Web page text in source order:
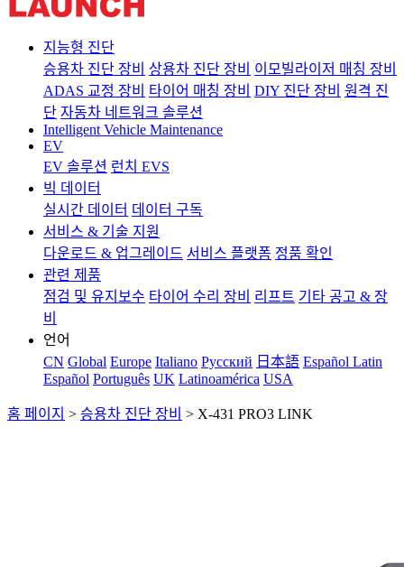
지능형 진단
승용차 진단 장비
상용차 진단 장비
이모빌라이저 매칭 장비
ADAS 교정 장비
타이어 매칭 장비 DIY 진단 장비 원격 진
단 자동차 네트워크 솔루션
Intelligent Vehicle Maintenance
EV
EV 솔루션 런치 EVS
빅 데이터
실시간 데이터 데이터 구독
서비스 & 기술 지원
다운로드 & 업그레이드 서비스 플랫폼 정품 확인
관련 제품
점검 및 유지보수 타이어 수리 장비 리프트 기타 공고 & 장
비
언어
CN Global Europe Italiano Pусский 日本語 Español Latin
Español Português UK Latinoamérica USA
홈 페이지 > 승용차 진단 장비 > X-431 PRO3 LINK